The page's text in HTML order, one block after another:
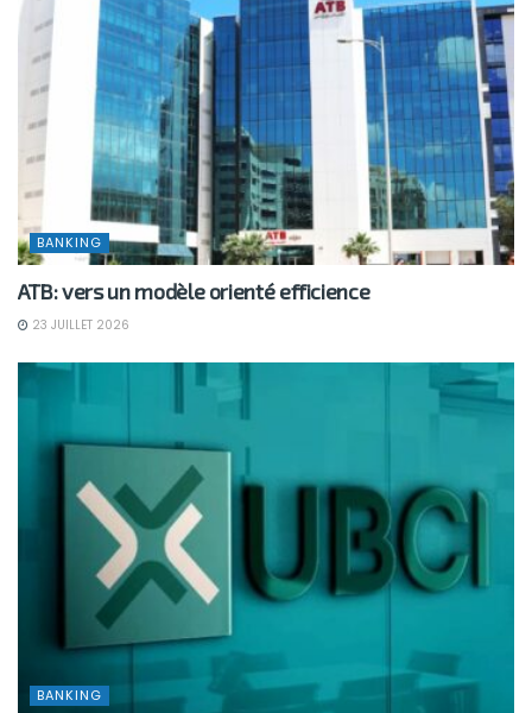
BANKING
ATB: vers un modèle orienté efficience
23 JUILLET 2026
BANKING